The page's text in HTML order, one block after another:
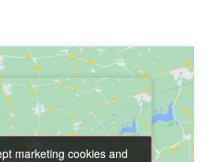
marketing cookies and
marketing cookies and